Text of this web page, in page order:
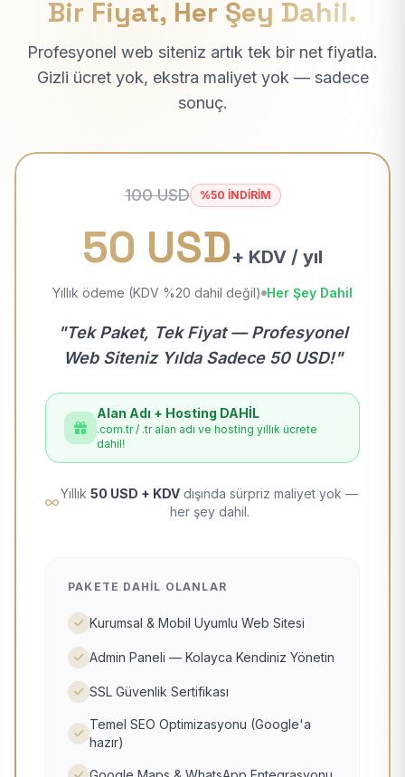
Bir Fiyat, Her Şey Dahil.
Profesyonel web siteniz artık tek bir net fiyatla.
Gizli ücret yok, ekstra maliyet yok — sadece
sonuç.
100 USD %50 İNDİRİM
50 USD+ KDV / yıl
Yıllık ödeme (KDV %20 dahil değil) Her Şey Dahil
"Tek Paket, Tek Fiyat — Profesyonel
Web Siteniz Yılda Sadece 50 USD!"
Alan Adı + Hosting DAHİL
.com.tr / .tr alan adı ve hosting yıllık ücrete
dahil!
Yıllık 50 USD + KDV dışında sürpriz maliyet yok —
her şey dahil.
PAKETE DAHIL OLANLAR
Kurumsal & Mobil Uyumlu Web Sitesi
Admin Paneli — Kolayca Kendiniz Yönetin
SSL Güvenlik Sertifikası
Temel SEO Optimizasyonu (Google'a
hazır)